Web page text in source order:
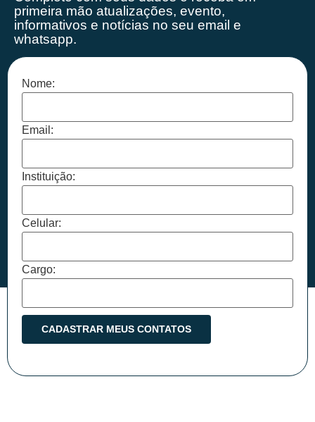
primeira mão atualizações, evento,
informativos e notícias no seu email e
whatsapp.
Nome:
Email:
Instituição:
Celular:
Cargo: